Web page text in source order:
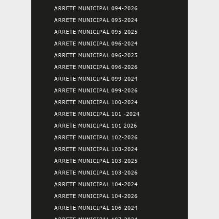
ARRETE MUNICIPAL 094-2026
ARRETE MUNICIPAL 095-2024
ARRETE MUNICIPAL 095-2025
ARRETE MUNICIPAL 096-2024
ARRETE MUNICIPAL 096-2025
ARRETE MUNICIPAL 096-2026
ARRETE MUNICIPAL 099-2024
ARRETE MUNICIPAL 099-2026
ARRETE MUNICIPAL 100-2024
ARRETE MUNICIPAL 101 -2024
ARRETE MUNICIPAL 101 2026
ARRETE MUNICIPAL 102-2026
ARRETE MUNICIPAL 103-2024
ARRETE MUNICIPAL 103-2025
ARRETE MUNICIPAL 103-2026
ARRETE MUNICIPAL 104-2024
ARRETE MUNICIPAL 104-2026
ARRETE MUNICIPAL 106-2024